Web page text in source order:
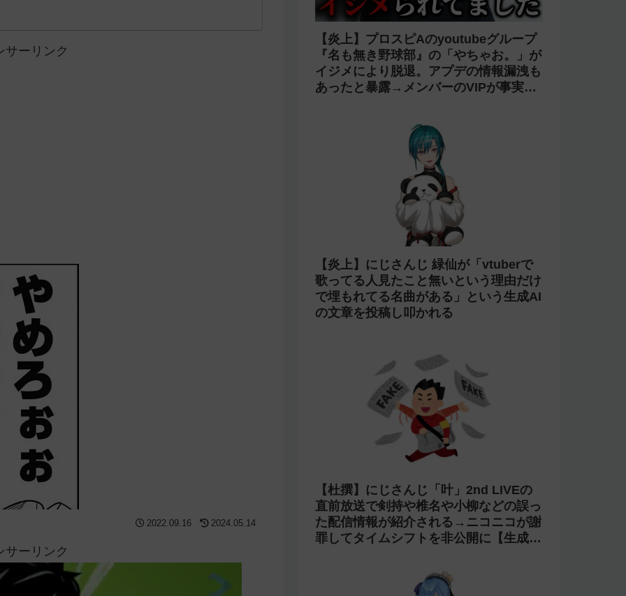
サーリンク
2022.09.16 2024.05.14
サーリンク
今週の人気記事
【炎上】プロスピAのyoutubeグループ
イジメにより脱退。アプデの情報漏洩も
あったと暴露→メンバーのVIPが事実無
根だと否定